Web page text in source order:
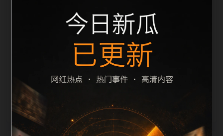
片说明一致，减少无关词堆砌，避免同一批页面出现高
度重复。从搜索体验看，用户通常先看标题是否明确，
再看摘要是否说明更新范围，随后通过栏目入口继续浏
览同类内容。因此本页保留面包屑、同类推荐、热门推
荐、上一篇下一篇和 sitemap 入口，让重要页面点击深
度控制在三次以内。后续更新会围绕爆料合集持续补充
新内容，每次新增保持少量、稳定、